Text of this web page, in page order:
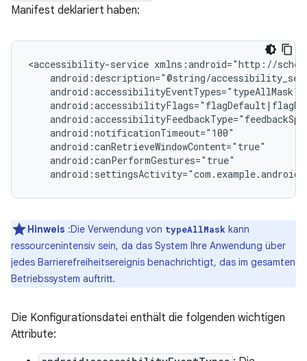
Manifest deklariert haben:
<accessibility-service
Hinweis :Die Verwendung von typeAllMask kann
ressourcenintensiv sein, da das System Ihre Anwendung über
jedes Barrierefreiheitsereignis benachrichtigt, das im gesamten
Betriebssystem auftritt.
Die Konfigurationsdatei enthält die folgenden wichtigen
Attribute: